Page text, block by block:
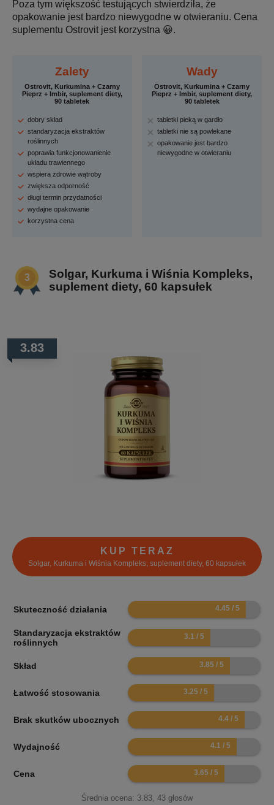
Poza tym większość testujących stwierdziła, że
opakowanie jest bardzo niewygodne w otwieraniu. Cena
suplementu Ostrovit jest korzystna 😀.
Zalety
Ostrovit, Kurkumina + Czarny
Pieprz + Imbir, suplement diety,
90 tabletek
dobry skład
standaryzacja ekstraktów
roślinnych
poprawia funkcjonowanienie
układu trawiennego
wspiera zdrowie wątroby
zwiększa odporność
długi termin przydatności
wydajne opakowanie
korzystna cena
Wady
Ostrovit, Kurkumina + Czarny
Pieprz + Imbir, suplement diety,
90 tabletek
tabletki pieką w gardło
tabletki nie są powlekane
opakowanie jest bardzo
niewygodne w otwieraniu
Solgar, Kurkuma i Wiśnia Kompleks,
suplement diety, 60 kapsułek
3.83
KUP TERAZ
Solgar, Kurkuma i Wiśnia Kompleks, suplement diety, 60 kapsułek
Skuteczność działania 8.9
Standaryzacja ekstraktów
roślinnych
6.2
Skład 7.7
Łatwość stosowania 6.5
Brak skutków ubocznych 8.8
Wydajność 8.2
Cena 7.3
Średnia ocena: 3.83, 43 głosów